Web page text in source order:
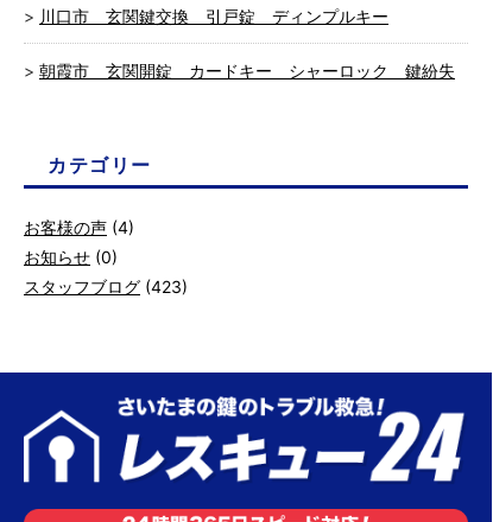
川口市 玄関鍵交換 引戸錠 ディンプルキー
朝霞市 玄関開錠 カードキー シャーロック 鍵紛失
カテゴリー
お客様の声 (4)
お知らせ (0)
スタッフブログ (423)